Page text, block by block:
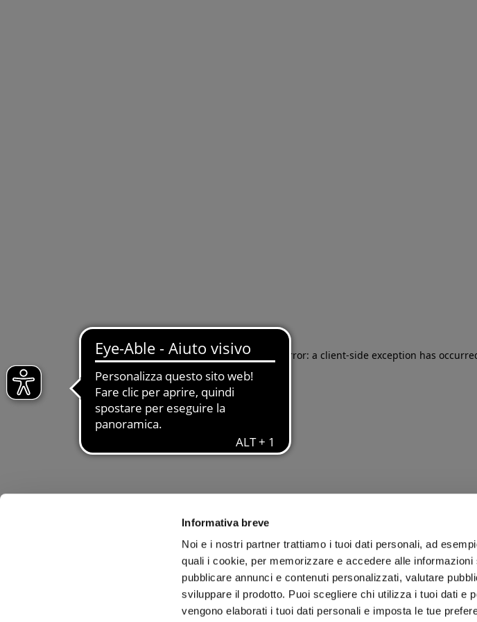
Informativa breve
Noi e i nostri partner trattiamo i tuoi dati personali, ad
quali i cookie, per memorizzare e accedere alle
pubblicare annunci e contenuti personalizzati, valutare
sviluppare il prodotto. Puoi scegliere chi utilizza i tuoi dati e
vengono elaborati i tuoi dati personali e imposta le tue
Application error: a client-side exception has